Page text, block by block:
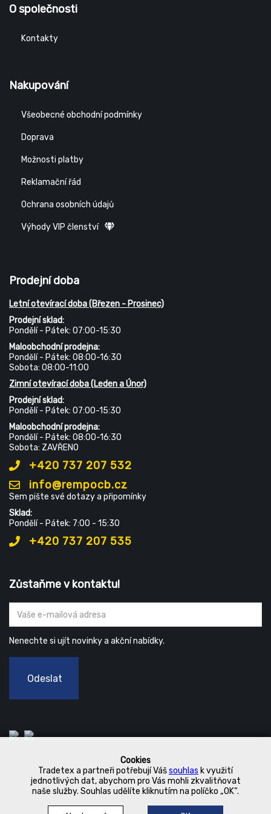
Cookies
Tradetex a partneři potřebují Vášsouhlas k využití
jednotlivých dat, abychom pro Vás mohli zkvalitňovat
naše služby. Souhlas udělíte kliknutím na políčko „OK“.
O společnosti
Kontakty
Nakupování
Všeobecné obchodní podmínky
Doprava
Možnosti platby
Reklamační řád
Ochrana osobních údajů
Výhody VIP členství
Prodejní doba
Letní otevírací doba (Březen - Prosinec)
Prodejní sklad:
Pondělí - Pátek: 07:00-15:30
Maloobchodní prodejna:
Pondělí - Pátek: 08:00-16:30
Sobota: 08:00-11:00
Zimní otevírací doba (Leden a Únor)
Prodejní sklad:
Pondělí - Pátek: 07:00-15:30
Maloobchodní prodejna:
Pondělí - Pátek: 08:00-16:30
Sobota: ZAVŘENO
+420 737 207 532
info@rempocb.cz
Sem pište své dotazy a připomínky
Sklad:
Pondělí - Pátek: 7:00 - 15:30
+420 737 207 535
Zůstaňme v kontaktu!
Nenechte si ujít novinky a akční nabídky.
Odeslat